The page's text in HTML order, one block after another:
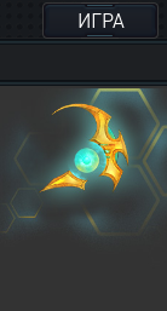
ИГРА